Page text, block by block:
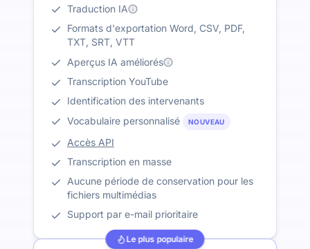
Traduction IA
Formats d'exportation Word, CSV, PDF,
TXT, SRT, VTT
Aperçus IA améliorés
Transcription YouTube
Identification des intervenants
Vocabulaire personnalisé
NOUVEAU
Accès API
Transcription en masse
Aucune période de conservation pour les
fichiers multimédias
Support par e-mail prioritaire
Le plus populaire